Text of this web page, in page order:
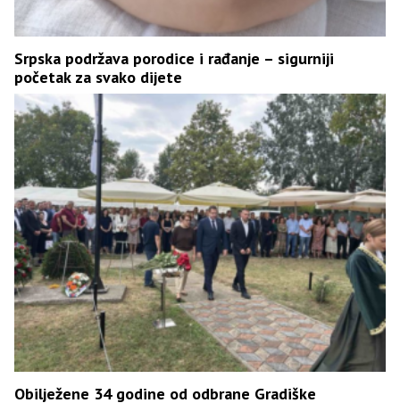
Srpska podržava porodice i rađanje – sigurniji
početak za svako dijete
Obilježene 34 godine od odbrane Gradiške